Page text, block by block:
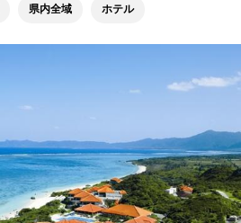
県内全域 ホテル